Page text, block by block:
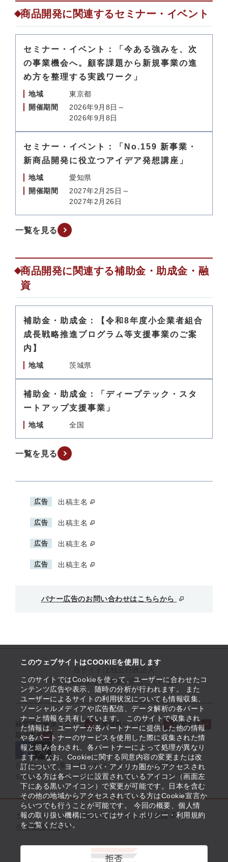
このウェブサイトはCOOKIEを使用します
このサイトではCookieを使って、ユーザーに合わせたコ
ンテンツ広告や表示、随時の分析が行われます。 また
ユーザーによるサイトの利用状況についても情報収集、
ソーシャルメディアや広告配信、データ解析の各パート
ナーと情報を共有しています。 このサイトで収集され
た情報は、ユーザーが各パートナーに提供した他の情報
や各パートナーのサービスを使用した際に収集された情
報と組み合わされ、各パートナーによって処理が異なり
ます。 なお、Cookieに関する同意内容の変更または改
訂について、ヨーロッパ・アメリカ圏からアクセスされ
ている方は各ページに設置されているアイコン（画面左
下にある黒いアイコン）で変更が可能です。日本を含む
その他の地域からアクセスされている方はCookie宣言か
らいつでも行うことが可能です。 今回の概要、個人情
報の取り扱い機構についてはサイトポリシー・利用規約
をご覧ください。
拒否
商品開発に関連するセミナー・イベント
セミナー・イベント：「今ある強みを、次
の事業機会へ。顧客課題から新規事業の進
め方を整理する実践ワーク」
地域
東京都
開催期間
2026年9月8日～
2026年9月8日
セミナー・イベント：「No.159 新事業・
新商品開発に役立つアイデア発想講座」
地域
愛知県
開催期間
2027年2月25日～
2027年2月26日
一覧を見る
商品開発に関連する補助金・助成金・融
資
補助金・助成金：【令和8年度小企業者組合
成長戦略推進プログラム等支援事業のご案
内】
地域 茨城県
補助金・助成金：「ディープテック・スタ
ートアップ支援事業」
地域 全国
一覧を見る
広告 出稿主名
広告 出稿主名
広告 出稿主名
広告 出稿主名
バナー広告のお問い合わせはこちらから
中小企業基盤整備機構が運営しています
経営課題解決メニュー 支援情報ヘッドライン
起業支援
取組事例
役立つリンク集 サイトマップ
サイト利用条件
SNS公式アカウント一覧
ウェブアクセシビリティ
サイトポリシー・利用規約
個人情報保護
中小機構とは